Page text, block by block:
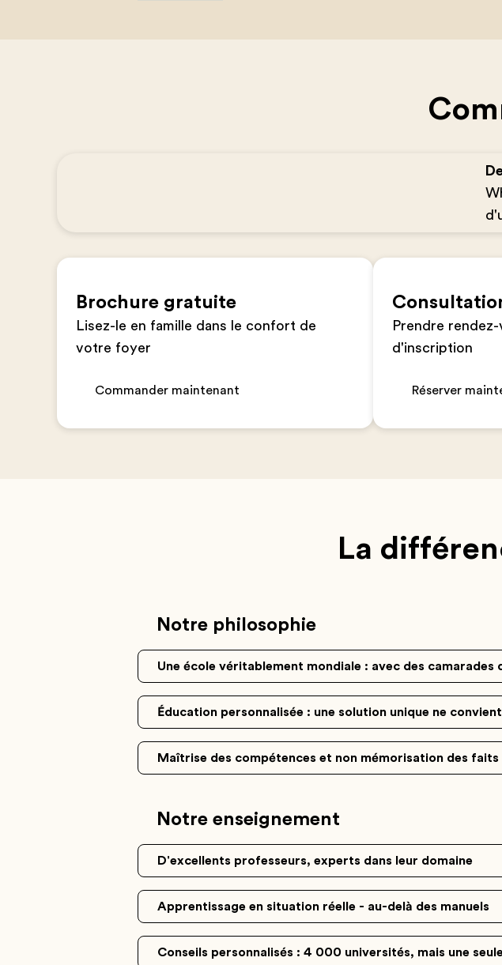
Brochure gratuite
Lisez-le en famille dans le confort de
votre foyer
Commander maintenant
Prendre
d'inscription
Réserver
La
Notre philosophie
Une école véritablement mondiale : avec des camarades
Éducation personnalisée : une solution unique ne
Maîtrise des compétences et non mémorisation des faits
Notre enseignement
D'excellents professeurs, experts dans leur domaine
Apprentissage en situation réelle - au-delà des manuels
Conseils personnalisés : 4 000 universités, mais une